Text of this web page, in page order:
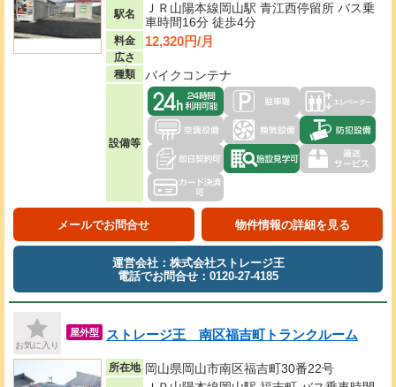
駅名
ＪＲ山陽本線岡山駅 青江西停留所 バス乗
車時間16分 徒歩4分
料金 12,320円/月
広さ
種類
バイクコンテナ
設備等
メールでお問合せ 物件情報の詳細を見る
運営会社：株式会社ストレージ王
電話でお問合せ：0120-27-4185
お気に入り
屋外型 ストレージ王 南区福吉町トランクルーム
所在地 岡山県岡山市南区福吉町30番22号